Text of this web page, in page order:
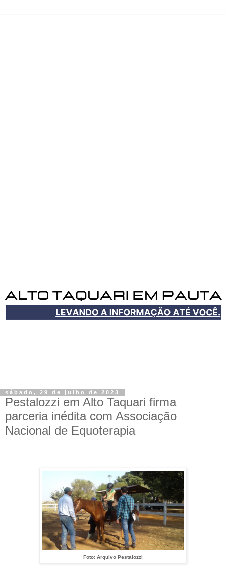
sábado, 29 de julho de 2023
Pestalozzi em Alto Taquari firma
parceria inédita com Associação
Nacional de Equoterapia
Foto: Arquivo Pestalozzi